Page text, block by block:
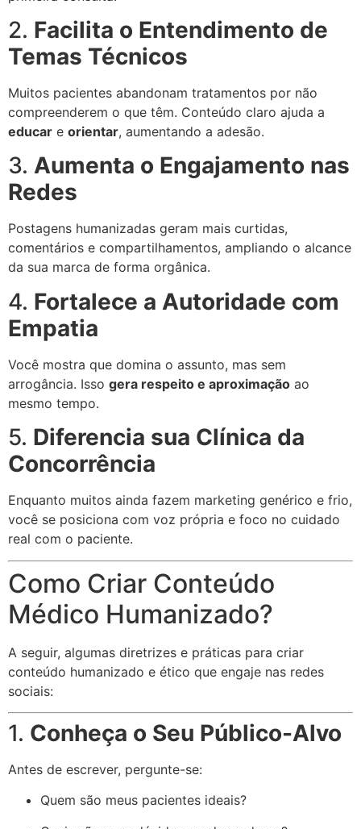
2. Facilita o Entendimento de
Temas Técnicos
Muitos pacientes abandonam tratamentos por não
compreenderem o que têm. Conteúdo claro ajuda a
educar e orientar, aumentando a adesão.
3. Aumenta o Engajamento nas
Redes
Postagens humanizadas geram mais curtidas,
comentários e compartilhamentos, ampliando o alcance
da sua marca de forma orgânica.
4. Fortalece a Autoridade com
Empatia
Você mostra que domina o assunto, mas sem
arrogância. Isso gera respeito e aproximação ao
mesmo tempo.
5. Diferencia sua Clínica da
Concorrência
Enquanto muitos ainda fazem marketing genérico e frio,
você se posiciona com voz própria e foco no cuidado
real com o paciente.
Como Criar Conteúdo
Médico Humanizado?
A seguir, algumas diretrizes e práticas para criar
conteúdo humanizado e ético que engaje nas redes
sociais:
1. Conheça o Seu Público-Alvo
Antes de escrever, pergunte-se:
Quem são meus pacientes ideais?